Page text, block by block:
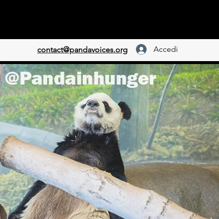
contact@pandavoices.org Accedi